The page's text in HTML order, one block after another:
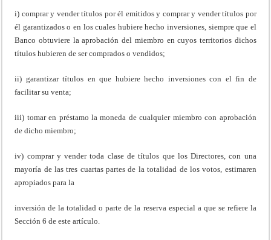
i) comprar y vender títulos por él emitidos y comprar y vender títulos por
él garantizados o en los cuales hubiere hecho inversiones, siempre que el
Banco obtuviere la aprobación del miembro en cuyos territorios dichos
títulos hubieren de ser comprados o vendidos;
ii) garantizar títulos en que hubiere hecho inversiones con el fin de
facilitar su venta;
iii) tomar en préstamo la moneda de cualquier miembro con aprobación
de dicho miembro;
iv) comprar y vender toda clase de títulos que los Directores, con una
mayoría de las tres cuartas partes de la totalidad de los votos, estimaren
apropiados para la
inversión de la totalidad o parte de la reserva especial a que se refiere la
Sección 6 de este artículo.